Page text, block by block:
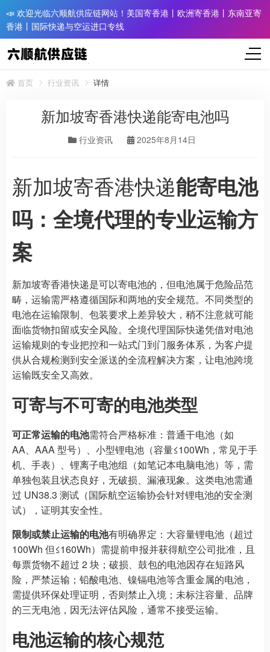
📣 欢迎光临六顺航供应链网站！美国寄香港丨欧洲寄香港丨东南亚寄
香港丨国际快递与空运进口专线
首页 行业资讯 详情
新加坡寄香港快递能寄电池吗
行业资讯 2025年8月14日
新加坡寄香港快递能寄电池
吗：全境代理的专业运输方
案
新加坡寄香港快递是可以寄电池的，但电池属于危险品范
畴，运输需严格遵循国际和两地的安全规范。不同类型的
电池在运输限制、包装要求上差异较大，稍不注意就可能
面临货物扣留或安全风险。全境代理国际快递凭借对电池
运输规则的专业把控和一站式门到门服务体系，为客户提
供从合规检测到安全派送的全流程解决方案，让电池跨境
运输既安全又高效。
可寄与不可寄的电池类型
可正常运输的电池需符合严格标准：普通干电池（如
AA、AAA 型号）、小型锂电池（容量≤100Wh，常见于手
机、手表）、锂离子电池组（如笔记本电脑电池）等，需
单独包装且状态良好，无破损、漏液现象。这类电池需通
过 UN38.3 测试（国际航空运输协会针对锂电池的安全测
试），证明其安全性。
限制或禁止运输的电池有明确界定：大容量锂电池（超过
100Wh 但≤160Wh）需提前申报并获得航空公司批准，且
每票货物不超过 2 块；破损、鼓包的电池因存在短路风
险，严禁运输；铅酸电池、镍镉电池等含重金属的电池，
需提供环保处理证明，否则禁止入境；未标注容量、品牌
的三无电池，因无法评估风险，通常不接受运输。
电池运输的核心规范